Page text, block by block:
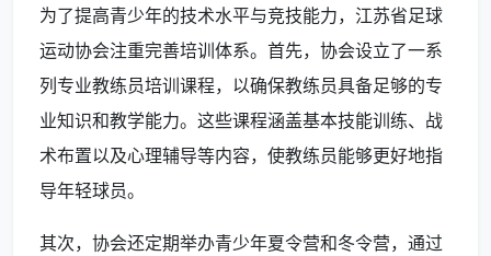
为了提高青少年的技术水平与竞技能力，江苏省足球
运动协会注重完善培训体系。首先，协会设立了一系
列专业教练员培训课程，以确保教练员具备足够的专
业知识和教学能力。这些课程涵盖基本技能训练、战
术布置以及心理辅导等内容，使教练员能够更好地指
导年轻球员。
其次，协会还定期举办青少年夏令营和冬令营，通过